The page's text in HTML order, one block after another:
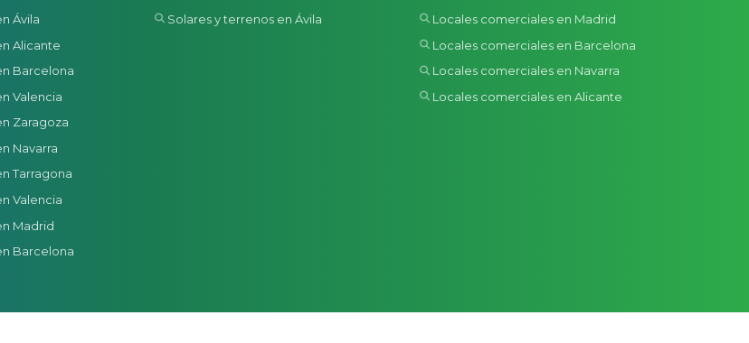
Ávila
Alicante
Barcelona
Valencia
Zaragoza
Navarra
Tarragona
Valencia
Madrid
Barcelona
Solares y terrenos en Ávila
Locales comerciales en Madrid
Locales comerciales en Barcelona
Locales comerciales en Navarra
Locales comerciales en Alicante